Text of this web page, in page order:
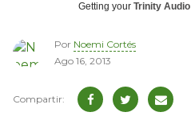
Getting your Trinity Audio
Por Noemi Cortés
Ago 16, 2013